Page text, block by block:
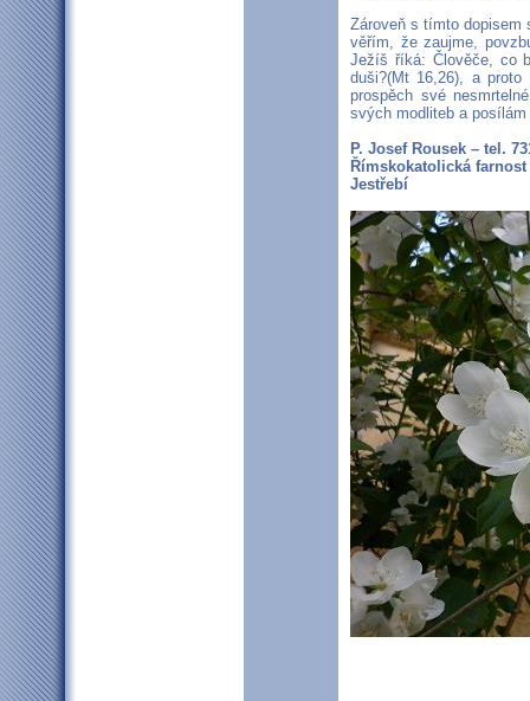
Zároveň s tímto dopisem
věřím, že zaujme,
Ježíš říká: Člověče, co
duši?(Mt 16,26), a
prospěch své
svých modliteb a
P. Josef Rousek – tel.
Římskokatolická farnost
Jestřebí